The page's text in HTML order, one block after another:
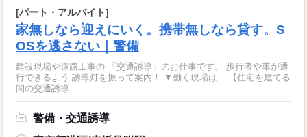
[パート・アルバイト]
家無しなら迎えにいく。携帯無しなら貸す。S
OSを逃さない｜警備
建設現場や道路工事の 「交通誘導」のお仕事です。 歩行者や車が通
行できるよう 誘導灯を振って案内！ ▼働く現場は... 【住宅を建てる
間の交通誘導...
警備・交通誘導